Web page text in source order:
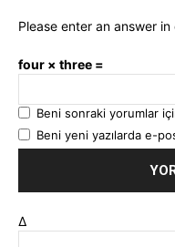
Please enter an answer in
four × three =
Beni sonraki yorumlar
Beni yeni yazılarda e-
Δ